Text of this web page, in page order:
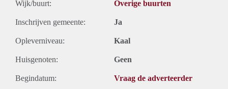
Wijk/buurt: Overige buurten
Inschrijven gemeente: Ja
Opleverniveau: Kaal
Huisgenoten: Geen
Begindatum: Vraag de adverteerder